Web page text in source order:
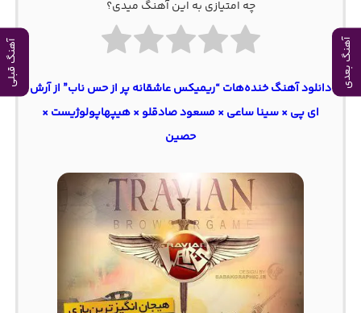
آهنگ بعدی آهنگ قبلی
چه امتیازی به این آهنگ میدی؟
دانلود آهنگ خنده‌هات “ریمیکس عاشقانه پر از حس ناب” از آرش
ای پی × سینا ساعی × مسعود صادقلو × هیپهاپولوژیست ×
حصین